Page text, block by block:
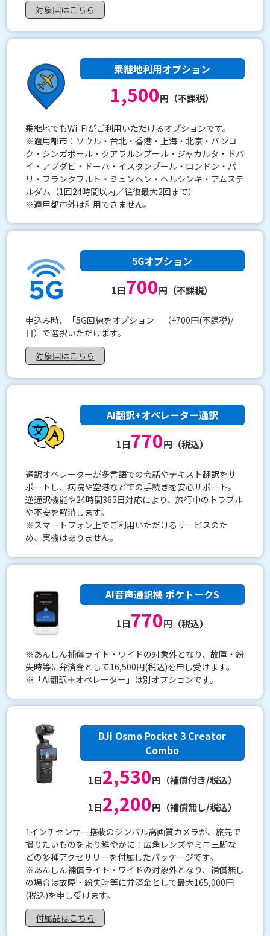
対象国はこちら
乗継地利用オプション
1,500円（不課税）
乗継地でもWi-Fiがご利用いただけるオプションです。
※適用都市：ソウル・台北・香港・上海・北京・バンコ
ク・シンガポール・クアラルンプール・ジャカルタ・ドバ
イ・アブダビ・ドーハ・イスタンブール・ロンドン・パ
リ・フランクフルト・ミュンヘン・ヘルシンキ・アムステ
ルダム（1回24時間以内／往復最大2回まで）
※適用都市外は利用できません。
5Gオプション
1日700円（不課税）
申込み時、「5G回線をオプション」（+700円(不課税)/
日）で選択いただけます。
対象国はこちら
AI翻訳+オペレーター通訳
1日770円（税込）
通訳オペレーターが多言語での会話やテキスト翻訳をサ
ポートし、病院や空港などでの手続きを安心サポート。
逆通訳機能や24時間365日対応により、旅行中のトラブル
や不安を解消します。
※スマートフォン上でご利用いただけるサービスのた
め、実機はありません。
AI音声通訳機 ポケトークS
1日770円（税込）
※あんしん補償ライト・ワイドの対象外となり、故障・紛
失時等に弁済金として16,500円(税込)を申し受けます。
※「AI翻訳＋オペレーター」は別オプションです。
DJI Osmo Pocket 3 Creator
Combo
1日2,530円（補償付き/税込）
1日2,200円（補償無し/税込）
1インチセンサー搭載のジンバル高画質カメラが、旅先で
撮りたいものをより鮮やかに！広角レンズやミニ三脚な
どの多種アクセサリーを付属したパッケージです。
※あんしん補償ライト・ワイドの対象外となり、補償無し
の場合は故障・紛失時等に弁済金として最大165,000円
(税込)を申し受けます。
付属品はこちら